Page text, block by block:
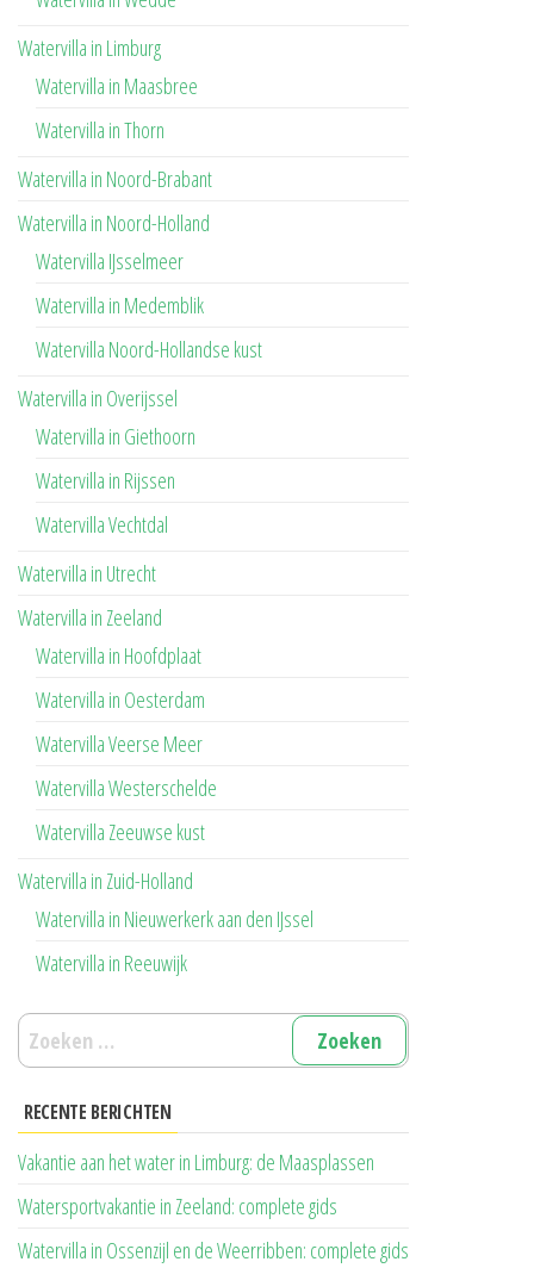
Watervilla in Limburg
Watervilla in Maasbree
Watervilla in Thorn
Watervilla in Noord-Brabant
Watervilla in Noord-Holland
Watervilla IJsselmeer
Watervilla in Medemblik
Watervilla Noord-Hollandse kust
Watervilla in Overijssel
Watervilla in Giethoorn
Watervilla in Rijssen
Watervilla Vechtdal
Watervilla in Utrecht
Watervilla in Zeeland
Watervilla in Hoofdplaat
Watervilla in Oesterdam
Watervilla Veerse Meer
Watervilla Westerschelde
Watervilla Zeeuwse kust
Watervilla in Zuid-Holland
Watervilla in Nieuwerkerk aan den IJssel
Watervilla in Reeuwijk
Zoeken
naar:
RECENTE BERICHTEN
Vakantie aan het water in Limburg: de Maasplassen
Watersportvakantie in Zeeland: complete gids
Watervilla in Ossenzijl en de Weerribben: complete gids